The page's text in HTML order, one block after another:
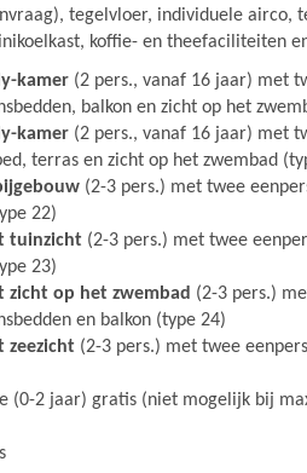
tegelvloer, individuele airco,
koffie- en theefaciliteiten
kamer (2 pers., vanaf 16 jaar) met
balkon en zicht op het
kamer (2 pers., vanaf 16 jaar) met
terras en zicht op het zwembad
(2-3 pers.) met twee
22)
tuinzicht (2-3 pers.) met twee
23)
zicht op het zwembad (2-3 pers.)
en balkon (type 24)
zeezicht (2-3 pers.) met twee
(0-2 jaar) gratis (niet mogelijk bij